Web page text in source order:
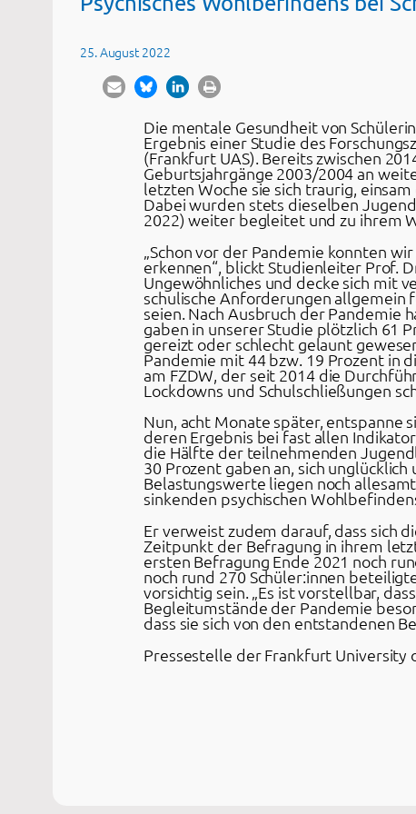
25. August 2022
Die mentale Gesundheit von
Ergebnis einer Studie des
(Frankfurt UAS). Bereits zwischen
Geburtsjahrgänge 2003/2004 an
letzten Woche sie sich traurig,
Dabei wurden stets dieselben
2022) weiter begleitet und zu ihrem
„Schon vor der Pandemie konnten
erkennen“, blickt Studienleiter Prof.
Ungewöhnliches und decke sich mit
schulische Anforderungen allgemein
seien. Nach Ausbruch der Pandemie
gaben in unserer Studie plötzlich 61
gereizt oder schlecht gelaunt
Pandemie mit 44 bzw. 19 Prozent in
am FZDW, der seit 2014 die
Lockdowns und Schulschließungen
Nun, acht Monate später, entspanne
deren Ergebnis bei fast allen
die Hälfte der teilnehmenden
30 Prozent gaben an, sich
Belastungswerte liegen noch
sinkenden psychischen
Er verweist zudem darauf, dass sich
Zeitpunkt der Befragung in ihrem
ersten Befragung Ende 2021 noch
noch rund 270 Schüler:innen
vorsichtig sein. „Es ist vorstellbar,
Begleitumstände der Pandemie
dass sie sich von den entstandenen
Pressestelle der Frankfurt University